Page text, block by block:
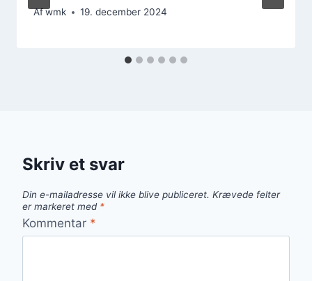
Afwmk 19. december 2024
Skriv et svar
Din e-mailadresse vil ikke blive publiceret. Krævede felter
er markeret med *
Kommentar *